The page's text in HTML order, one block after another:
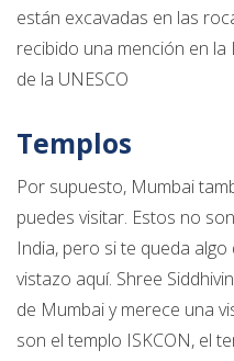
están excavadas en las
recibido una mención en
de la UNESCO
Templos
Por supuesto, Mumbai
puedes visitar. Estos no
India, pero si te queda
vistazo aquí. Shree
de Mumbai y merece una
son el templo ISKCON, el